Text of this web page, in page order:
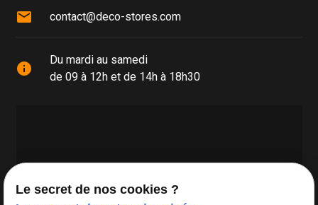
mail contact@deco-stores.com
info
Du mardi au samedi
de 09 à 12h et de 14h à 18h30
Le secret de nos cookies ?